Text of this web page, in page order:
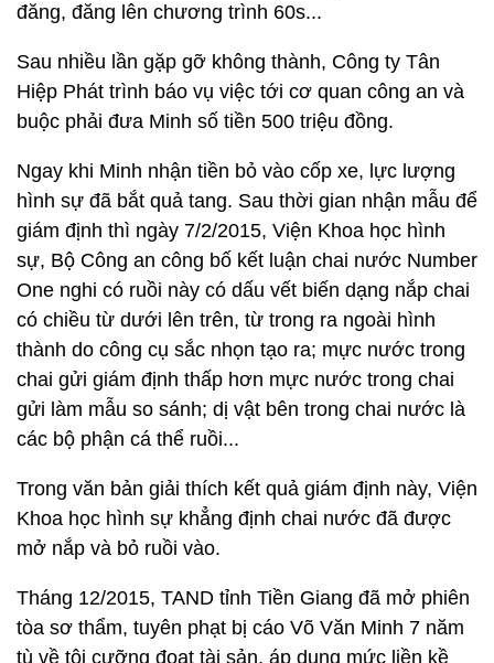
đăng, đăng lên chương trình 60s...
Sau nhiều lần gặp gỡ không thành, Công ty Tân
Hiệp Phát trình báo vụ việc tới cơ quan công an và
buộc phải đưa Minh số tiền 500 triệu đồng.
Ngay khi Minh nhận tiền bỏ vào cốp xe, lực lượng
hình sự đã bắt quả tang. Sau thời gian nhận mẫu để
giám định thì ngày 7/2/2015, Viện Khoa học hình
sự, Bộ Công an công bố kết luận chai nước Number
One nghi có ruồi này có dấu vết biến dạng nắp chai
có chiều từ dưới lên trên, từ trong ra ngoài hình
thành do công cụ sắc nhọn tạo ra; mực nước trong
chai gửi giám định thấp hơn mực nước trong chai
gửi làm mẫu so sánh; dị vật bên trong chai nước là
các bộ phận cá thể ruồi...
Trong văn bản giải thích kết quả giám định này, Viện
Khoa học hình sự khẳng định chai nước đã được
mở nắp và bỏ ruồi vào.
Tháng 12/2015, TAND tỉnh Tiền Giang đã mở phiên
tòa sơ thẩm, tuyên phạt bị cáo Võ Văn Minh 7 năm
tù về tội cưỡng đoạt tài sản, áp dụng mức liền kề